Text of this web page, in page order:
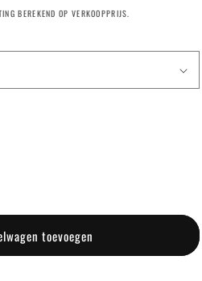
BEREKEND OP VERKOOPPRIJS.
toevoegen